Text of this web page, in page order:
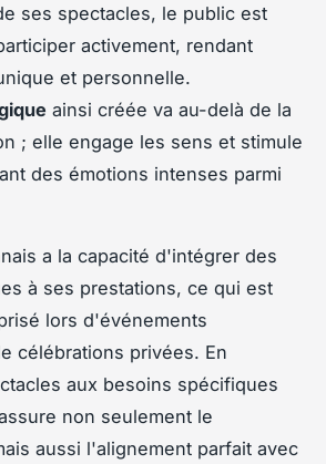
ses spectacles, le public est
activement, rendant
et personnelle.
ainsi créée va au-delà de la
; elle engage les sens et stimule
des émotions intenses parmi
a la capacité d'intégrer des
à ses prestations, ce qui est
lors d'événements
célébrations privées. En
aux besoins spécifiques
non seulement le
aussi l'alignement parfait avec